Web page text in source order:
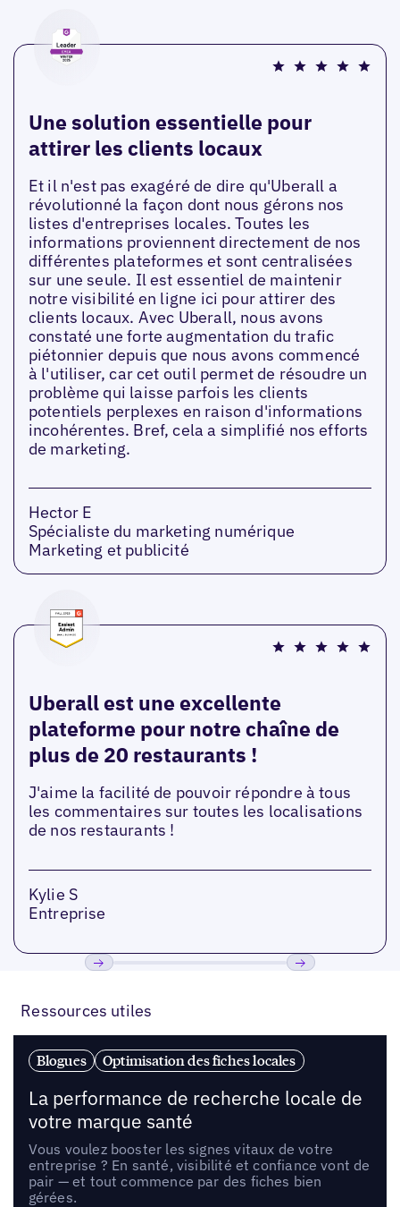
Une solution essentielle pour
attirer les clients locaux
Et il n'est pas exagéré de dire qu'Uberall a
révolutionné la façon dont nous gérons nos
listes d'entreprises locales. Toutes les
informations proviennent directement de nos
différentes plateformes et sont centralisées
sur une seule. Il est essentiel de maintenir
notre visibilité en ligne ici pour attirer des
clients locaux. Avec Uberall, nous avons
constaté une forte augmentation du trafic
piétonnier depuis que nous avons commencé
à l'utiliser, car cet outil permet de résoudre un
problème qui laisse parfois les clients
potentiels perplexes en raison d'informations
incohérentes. Bref, cela a simplifié nos efforts
de marketing.
Hector E
Spécialiste du marketing numérique
Marketing et publicité
Uberall est une excellente
plateforme pour notre chaîne de
plus de 20 restaurants !
J'aime la facilité de pouvoir répondre à tous
les commentaires sur toutes les localisations
de nos restaurants !
Kylie S
Entreprise
Ressources utiles
Blogues Optimisation des fiches locales
La performance de recherche locale de
votre marque santé
Vous voulez booster les signes vitaux de votre
entreprise ? En santé, visibilité et confiance vont de
pair — et tout commence par des fiches bien
gérées.